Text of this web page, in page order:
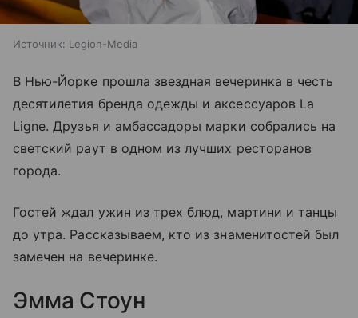
Источник: Legion-Media
В Нью-Йорке прошла звездная вечеринка в честь
десятилетия бренда одежды и аксессуаров La
Ligne. Друзья и амбассадоры марки собрались на
светский раут в одном из лучших ресторанов
города.
Гостей ждал ужин из трех блюд, мартини и танцы
до утра. Рассказываем, кто из знаменитостей был
замечен на вечеринке.
Эмма Стоун